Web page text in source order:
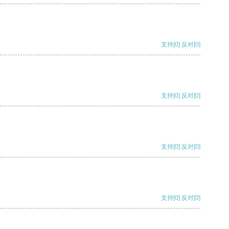
支持[0] 反对[0]
支持[0] 反对[0]
支持[0] 反对[0]
支持[0] 反对[0]